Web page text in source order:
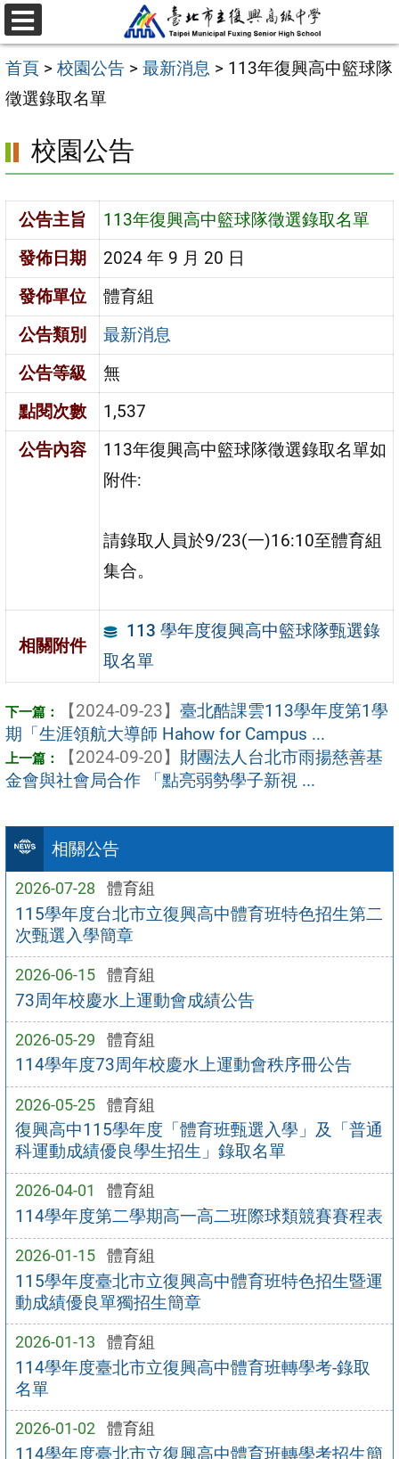
跳
至
主
要
容
區
選
單
首頁 > 校園公告 > 最新消息 > 113年復興高中籃球隊
徵選錄取名單
相關公告
2026-07-28 體育組
115學年度台北市立復興高中體育班特色招生第二
次甄選入學簡章
2026-06-15 體育組
73周年校慶水上運動會成績公告
2026-05-29 體育組
114學年度73周年校慶水上運動會秩序冊公告
2026-05-25 體育組
復興高中115學年度「體育班甄選入學」及「普通
科運動成績優良學生招生」錄取名單
2026-04-01 體育組
114學年度第二學期高一高二班際球類競賽賽程表
2026-01-15 體育組
115學年度臺北市立復興高中體育班特色招生暨運
動成績優良單獨招生簡章
2026-01-13 體育組
114學年度臺北市立復興高中體育班轉學考-錄取
名單
2026-01-02 體育組
114學年度臺北市立復興高中體育班轉學考招生簡
校園公告
公告主旨
113年復興高中籃球隊徵選錄取名單
發佈日期
2024 年 9 月 20 日
發佈單位
體育組
公告類別
最新消息
公告等級
無
點閱次數
1,537
公告內容
113年復興高中籃球隊徵選錄取名單如
附件:
請錄取人員於9/23(一)16:10至體育組
集合。
相關附件
113 學年度復興高中籃球隊甄選錄
取名單
【2024-09-23】 臺北酷課雲113學年度第1學
期「生涯領航大導師 Hahow for Campus ...
【2024-09-20】 財團法人台北市雨揚慈善基
金會與社會局合作 「點亮弱勢學子新視 ...